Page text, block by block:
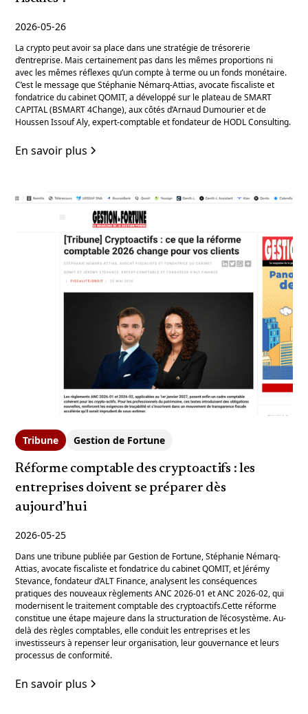
2026-05-26
La crypto peut avoir sa place dans une stratégie de trésorerie
d’entreprise. Mais certainement pas dans les mêmes proportions ni
avec les mêmes réflexes qu’un compte à terme ou un fonds monétaire.
C’est le message que Stéphanie Némarq-Attias, avocate fiscaliste et
fondatrice du cabinet QOMIT, a développé sur le plateau de SMART
CAPITAL (BSMART 4Change), aux côtés d’Arnaud Dumourier et de
Houssen Issouf Aly, expert-comptable et fondateur de HODL Consulting.
En savoir plus
Tribune Gestion de Fortune
Réforme comptable des cryptoactifs : les
entreprises doivent se préparer dès
aujourd’hui
2026-05-25
Dans une tribune publiée par Gestion de Fortune, Stéphanie Némarq-
Attias, avocate fiscaliste et fondatrice du cabinet QOMIT, et Jérémy
Stevance, fondateur d’ALT Finance, analysent les conséquences
pratiques des nouveaux règlements ANC 2026-01 et ANC 2026-02, qui
modernisent le traitement comptable des cryptoactifs.Cette réforme
constitue une étape majeure dans la structuration de l’écosystème. Au-
delà des règles comptables, elle conduit les entreprises et les
investisseurs à repenser leur organisation, leur gouvernance et leurs
processus de conformité.
En savoir plus